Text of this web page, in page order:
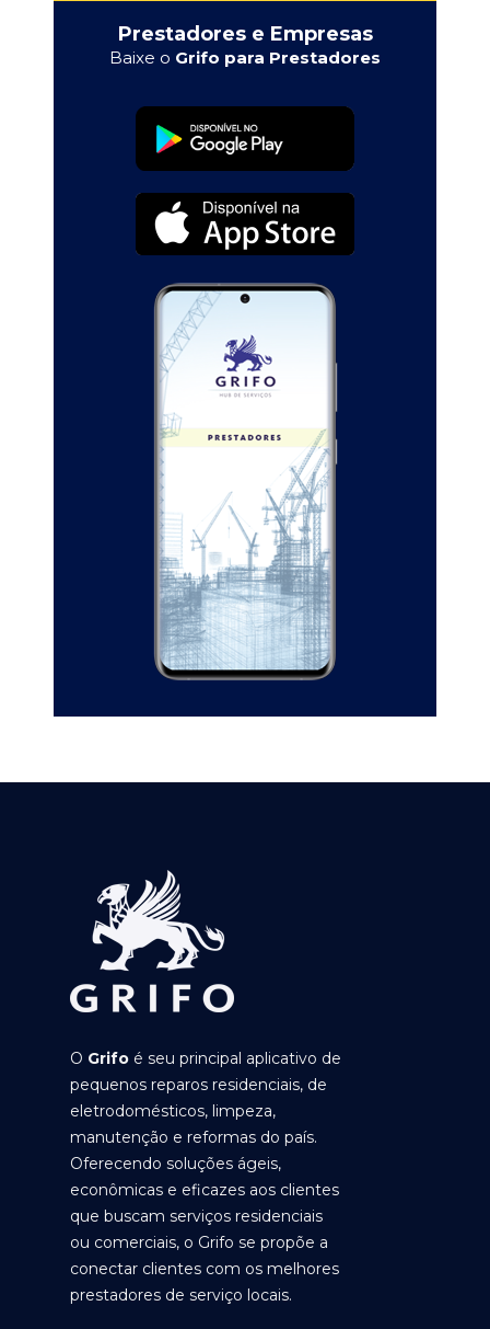
Prestadores e Empresas
Baixe o Grifo para Prestadores
O Grifo é seu principal aplicativo de
pequenos reparos residenciais, de
eletrodomésticos, limpeza,
manutenção e reformas do país.
Oferecendo soluções ágeis,
econômicas e eficazes aos clientes
que buscam serviços residenciais
ou comerciais, o Grifo se propõe a
conectar clientes com os melhores
prestadores de serviço locais.